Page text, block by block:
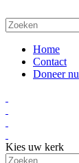
Home
Contact
Doneer nu
Kies uw kerk